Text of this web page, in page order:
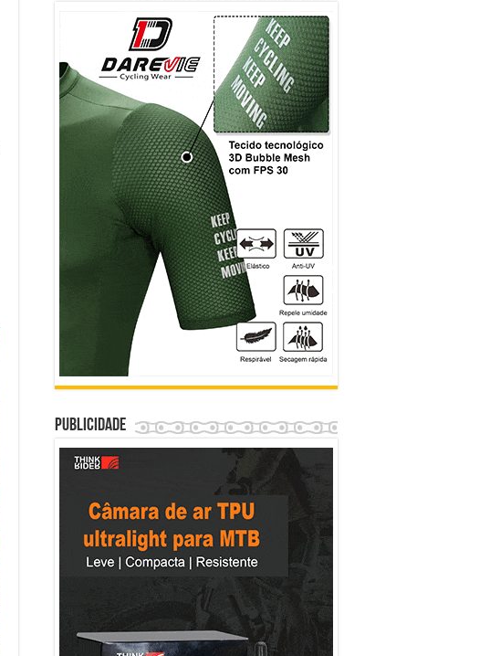
Publicidade